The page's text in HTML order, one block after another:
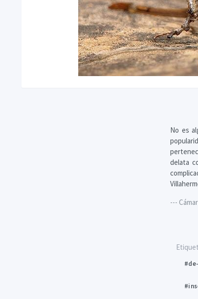
No es
delata
---